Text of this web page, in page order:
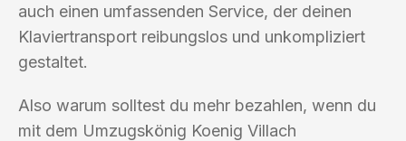
auch einen umfassenden Service, der deinen
Klaviertransport reibungslos und unkompliziert
gestaltet.
Also warum solltest du mehr bezahlen, wenn du
mit dem Umzugskönig Koenig Villach